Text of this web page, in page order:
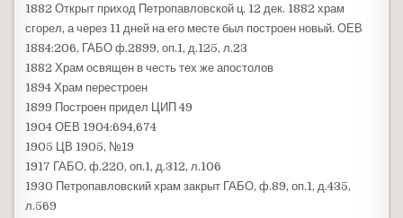
1882 Открыт приход Петропавловской ц. 12 дек. 1882 храм
сгорел, а через 11 дней на его месте был построен новый. ОЕВ
1884:206, ГАБО ф.2899, оп.1, д.125, л.23
1882 Храм освящен в честь тех же апостолов
1894 Храм перестроен
1899 Построен придел ЦИП 49
1904 ОЕВ 1904:694,674
1905 ЦВ 1905, №19
1917 ГАБО, ф.220, оп.1, д.312, л.106
1930 Петропавловский храм закрыт ГАБО, ф.89, оп.1, д.435,
л.569